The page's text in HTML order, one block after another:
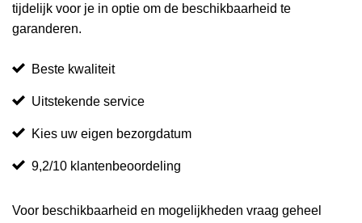
tijdelijk voor je in optie om de beschikbaarheid te
garanderen.
Beste kwaliteit
Uitstekende service
Kies uw eigen bezorgdatum
9,2/10 klantenbeoordeling
Voor beschikbaarheid en mogelijkheden vraag geheel